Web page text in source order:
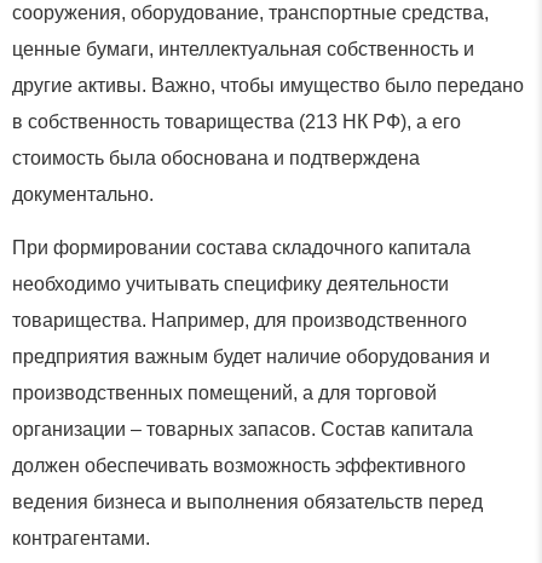
сооружения, оборудование, транспортные средства,
ценные бумаги, интеллектуальная собственность и
другие активы. Важно, чтобы имущество было передано
в собственность товарищества (213 НК РФ), а его
стоимость была обоснована и подтверждена
документально.
При формировании состава складочного капитала
необходимо учитывать специфику деятельности
товарищества. Например, для производственного
предприятия важным будет наличие оборудования и
производственных помещений, а для торговой
организации – товарных запасов. Состав капитала
должен обеспечивать возможность эффективного
ведения бизнеса и выполнения обязательств перед
контрагентами.